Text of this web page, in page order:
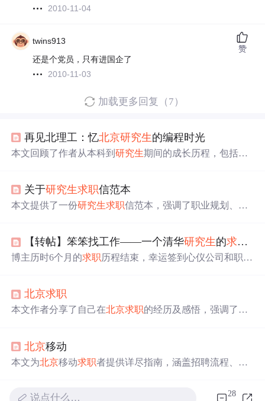
2010-11-04
twins913
还是个党员，只有进国企了
2010-11-03
赞
加载更多回复（7）
再见北理工：忆北京研究生的编程时光
本文回顾了作者从本科到研究生期间的成长历程，包括支
关于研究生求职信范本
本文提供了一份研究生求职信范本，强调了职业规划、技
【转帖】笨笨找工作——一个清华研究生的求职
博主历时6个月的求职历程结束，幸运签到心仪公司和职
fer，包括SAP、微软等，最终签了SAP。
北京求职
本文作者分享了自己在北京求职的经历及感悟，强调了基
北京移动
本文为北京移动求职者提供详尽指南，涵盖招聘流程、笔
说点什么… 28